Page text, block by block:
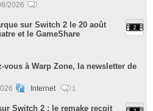
2026
sur Switch 2 le 20 août
et le GameShare
vous à Warp Zone, la newsletter de
Internet 1
Switch 2 : le remake reçoit